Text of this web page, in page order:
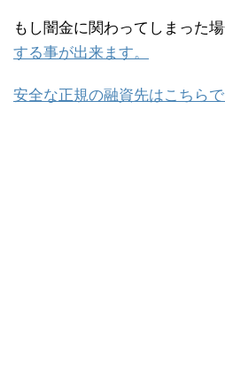
もし闇金に関わってしまった場
する事が出来ます。
安全な正規の融資先はこちら